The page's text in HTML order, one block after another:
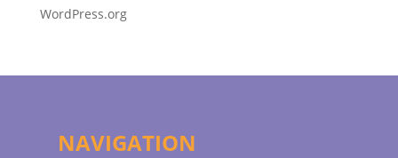
WordPress.org
NAVIGATION